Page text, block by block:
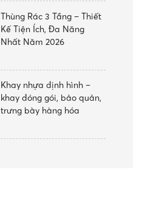
Thùng Rác 3 Tầng – Thiết
Kế Tiện Ích, Đa Năng
Nhất Năm 2026
Khay nhựa định hình –
khay đóng gói, bảo quản,
trưng bày hàng hóa